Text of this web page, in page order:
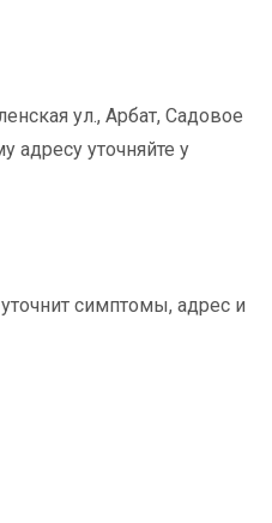
ул., Арбат, Садовое
адресу уточняйте у
симптомы, адрес и